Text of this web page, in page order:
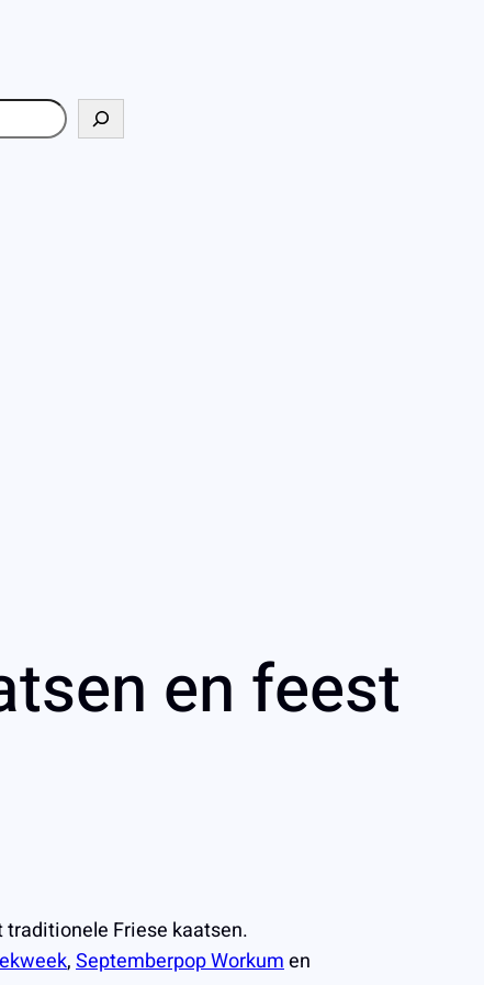
en feest
Friese kaatsen.
,Septemberpop Workumen